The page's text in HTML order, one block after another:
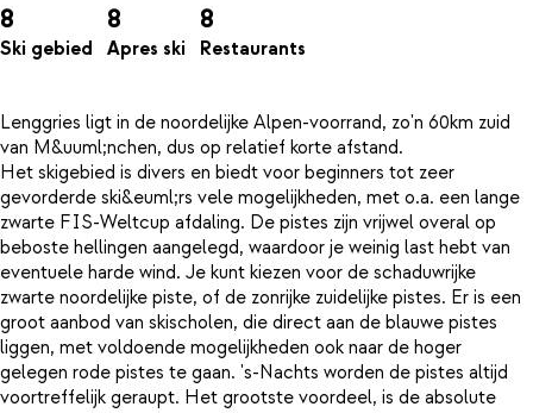
8
Ski gebied
8
Apres ski
8
Restaurants
Lenggries ligt in de noordelijke Alpen-voorrand, zo'n 60km zuid
van M&uuml;nchen, dus op relatief korte afstand.
Het skigebied is divers en biedt voor beginners tot zeer
gevorderde ski&euml;rs vele mogelijkheden, met o.a. een lange
zwarte FIS-Weltcup afdaling. De pistes zijn vrijwel overal op
beboste hellingen aangelegd, waardoor je weinig last hebt van
eventuele harde wind. Je kunt kiezen voor de schaduwrijke
zwarte noordelijke piste, of de zonrijke zuidelijke pistes. Er is een
groot aanbod van skischolen, die direct aan de blauwe pistes
liggen, met voldoende mogelijkheden ook naar de hoger
gelegen rode pistes te gaan. 's-Nachts worden de pistes altijd
voortreffelijk geraupt. Het grootste voordeel, is de absolute